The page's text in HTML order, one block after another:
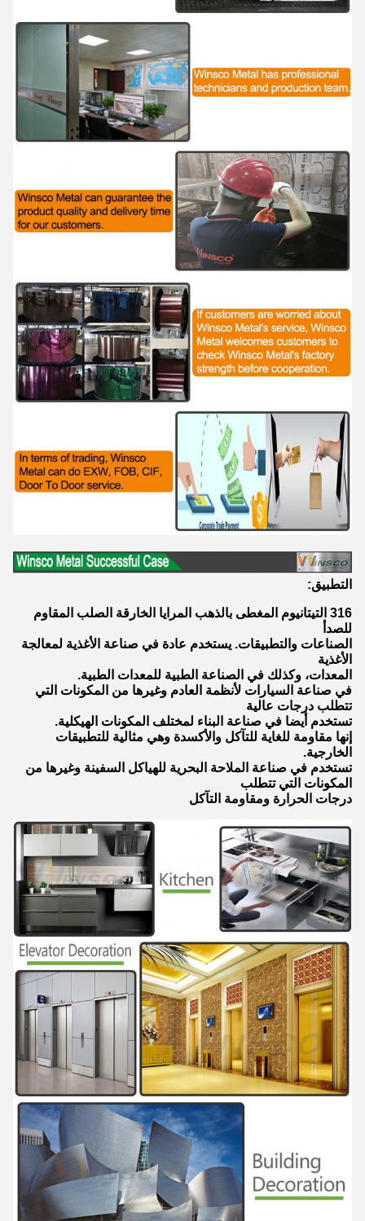
التطبيق:
316 التيتانيوم المغطى بالذهب المرايا الخارقة الصلب المقاوم
للصدأ
الصناعات والتطبيقات. يستخدم عادة في صناعة الأغذية لمعالجة
الأغذية
المعدات، وكذلك في الصناعة الطبية للمعدات الطبية.
في صناعة السيارات لأنظمة العادم وغيرها من المكونات التي
تتطلب درجات عالية
تستخدم أيضا في صناعة البناء لمختلف المكونات الهيكلية.
إنها مقاومة للغاية للتآكل والأكسدة وهي مثالية للتطبيقات
الخارجية.
تستخدم في صناعة الملاحة البحرية للهياكل السفينة وغيرها من
المكونات التي تتطلب
درجات الحرارة ومقاومة التآكل